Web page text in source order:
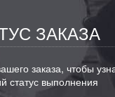
ЗАКАЗА
заказа, чтобы
статус выполнения